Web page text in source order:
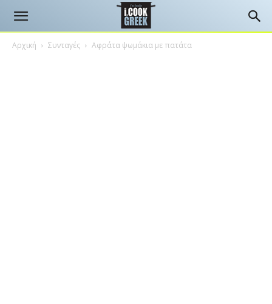
Αρχική Συνταγές Αφράτα ψωμάκια με πατάτα